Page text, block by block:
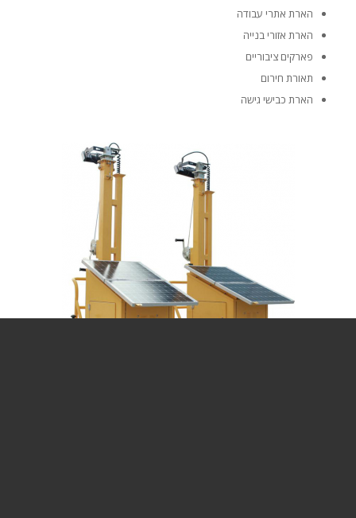
הארת אתרי עבודה
הארת אזורי בנייה
פארקים ציבוריים
תאורת חירום
הארת כבישי גישה